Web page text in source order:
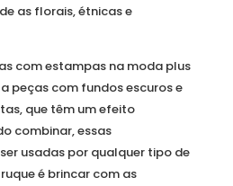
as florais, étnicas e
com estampas na moda plus
peças com fundos escuros e
que têm um efeito
combinar, essas
usadas por qualquer tipo de
é brincar com as